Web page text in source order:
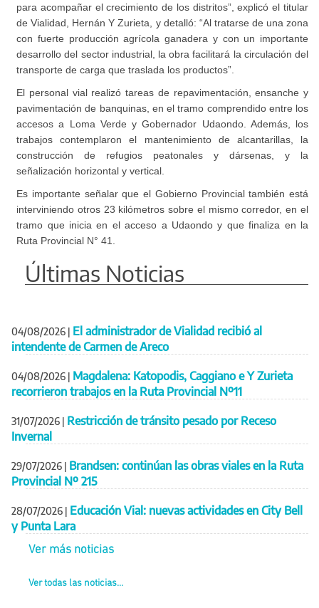
para acompañar el crecimiento de los distritos”, explicó el titular
de Vialidad, Hernán Y Zurieta, y detalló: “Al tratarse de una zona
con fuerte producción agrícola ganadera y con un importante
desarrollo del sector industrial, la obra facilitará la circulación del
transporte de carga que traslada los productos”.
El personal vial realizó tareas de repavimentación, ensanche y
pavimentación de banquinas, en el tramo comprendido entre los
accesos a Loma Verde y Gobernador Udaondo. Además, los
trabajos contemplaron el mantenimiento de alcantarillas, la
construcción de refugios peatonales y dársenas, y la
señalización horizontal y vertical.
Es importante señalar que el Gobierno Provincial también está
interviniendo otros 23 kilómetros sobre el mismo corredor, en el
tramo que inicia en el acceso a Udaondo y que finaliza en la
Ruta Provincial N° 41.
Últimas Noticias
04/08/2026 | El administrador de Vialidad recibió al
intendente de Carmen de Areco
04/08/2026 | Magdalena: Katopodis, Caggiano e Y Zurieta
recorrieron trabajos en la Ruta Provincial Nº11
31/07/2026 | Restricción de tránsito pesado por Receso
Invernal
29/07/2026 | Brandsen: continúan las obras viales en la Ruta
Provincial Nº 215
28/07/2026 | Educación Vial: nuevas actividades en City Bell
y Punta Lara
Ver más noticias
Ver todas las noticias...